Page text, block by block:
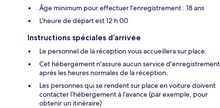
Âge minimum pour effectuer l'enregistrement : 18 ans
L'heure de départ est 12 h 00
Instructions spéciales d’arrivée
Le personnel de la réception vous accueillera sur place.
Cet hébergement n'assure aucun service d'enregistrement
après les heures normales de la réception.
Les personnes qui se rendent sur place en voiture doivent
contacter l’hébergement à l’avance (par exemple, pour
obtenir un itinéraire)